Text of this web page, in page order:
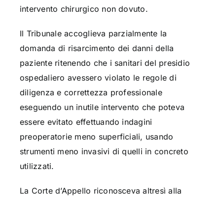
intervento chirurgico non dovuto.
Il Tribunale accoglieva parzialmente la
domanda di risarcimento dei danni della
paziente ritenendo che i sanitari del presidio
ospedaliero avessero violato le regole di
diligenza e correttezza professionale
eseguendo un inutile intervento che poteva
essere evitato effettuando indagini
preoperatorie meno superficiali, usando
strumenti meno invasivi di quelli in concreto
utilizzati.
La Corte d’Appello riconosceva altresì alla